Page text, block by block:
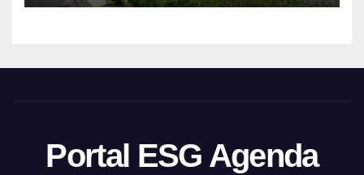
Portal ESG Agenda